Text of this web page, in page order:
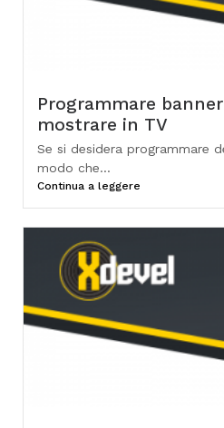
Programmare
mostrare in TV
Se si desidera programmare
modo che...
Continua a leggere